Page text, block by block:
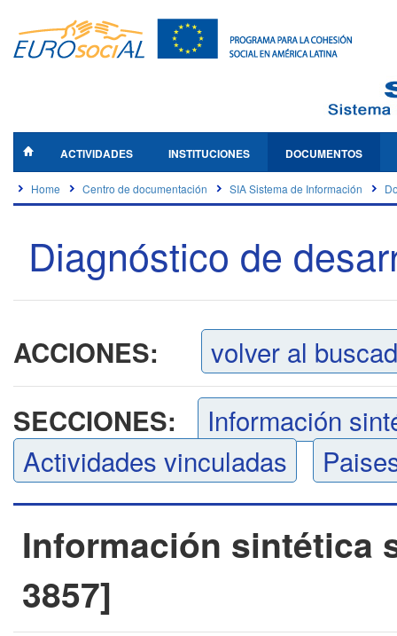
ACTIVIDADES INSTITUCIONES DOCUMENTOS
Home Centro de documentación SIA Sistema de Información
Diagnóstico de
ACCIONES:
volver al
SECCIONES:
Información
Actividades vinculadas
Información
3857]